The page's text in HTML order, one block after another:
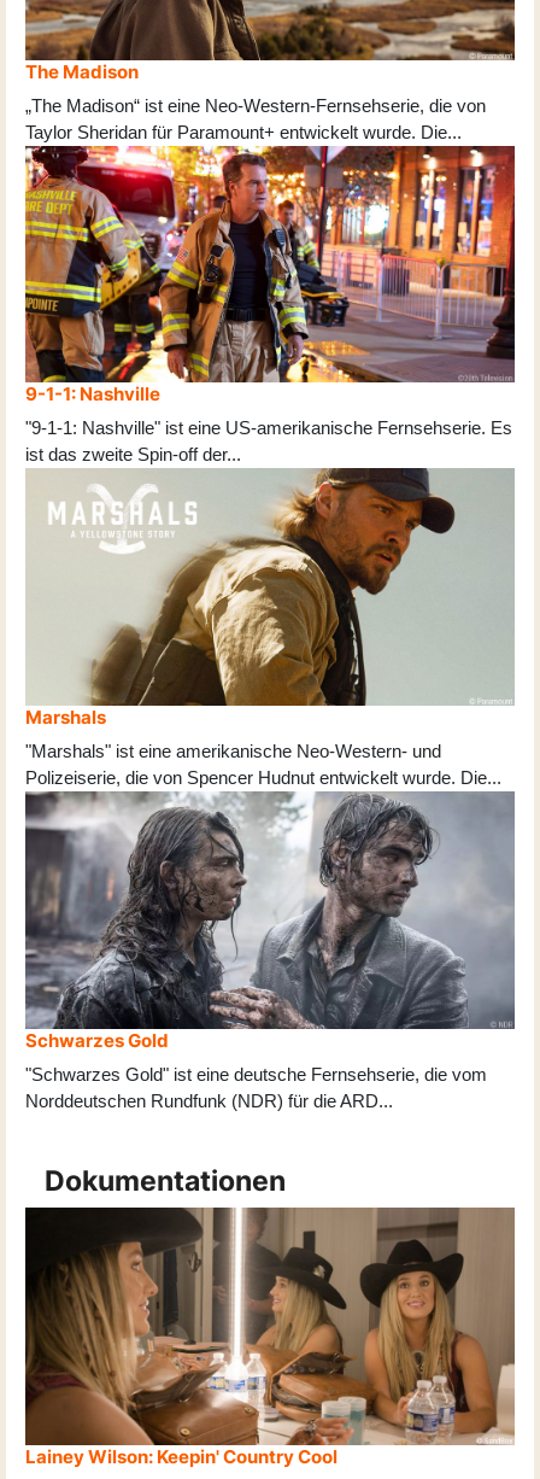
The Madison
„The Madison“ ist eine Neo-Western-Fernsehserie, die von
Taylor Sheridan für Paramount+ entwickelt wurde. Die...
9-1-1: Nashville
"9-1-1: Nashville" ist eine US-amerikanische Fernsehserie. Es
ist das zweite Spin-off der...
Marshals
"Marshals" ist eine amerikanische Neo-Western- und
Polizeiserie, die von Spencer Hudnut entwickelt wurde. Die...
Schwarzes Gold
"Schwarzes Gold" ist eine deutsche Fernsehserie, die vom
Norddeutschen Rundfunk (NDR) für die ARD...
Dokumentationen
Lainey Wilson: Keepin' Country Cool